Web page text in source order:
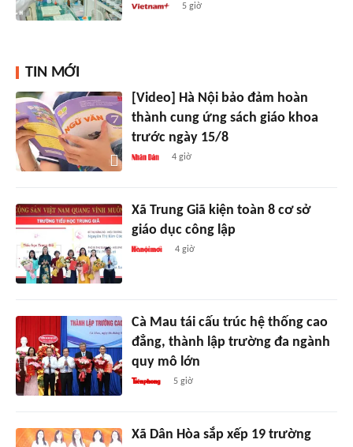
5 giờ
TIN MỚI
[Video] Hà Nội bảo đảm hoàn
thành cung ứng sách giáo khoa
trước ngày 15/8
4 giờ
Xã Trung Giã kiện toàn 8 cơ sở
giáo dục công lập
4 giờ
Cà Mau tái cấu trúc hệ thống cao
đẳng, thành lập trường đa ngành
quy mô lớn
5 giờ
Xã Dân Hòa sắp xếp 19 trường